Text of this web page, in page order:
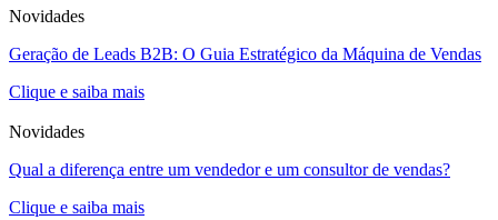
Novidades
Geração de Leads B2B: O Guia Estratégico da Máquina de Vendas
Clique e saiba mais
Novidades
Qual a diferença entre um vendedor e um consultor de vendas?
Clique e saiba mais